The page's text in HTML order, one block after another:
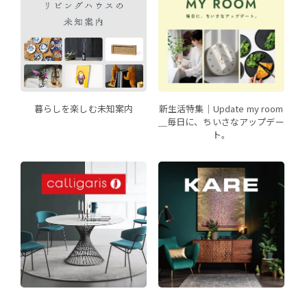
暮らしを楽しむ未知案内
新生活特集｜Update my room
＿毎日に、ちいさなアップデー
ト。